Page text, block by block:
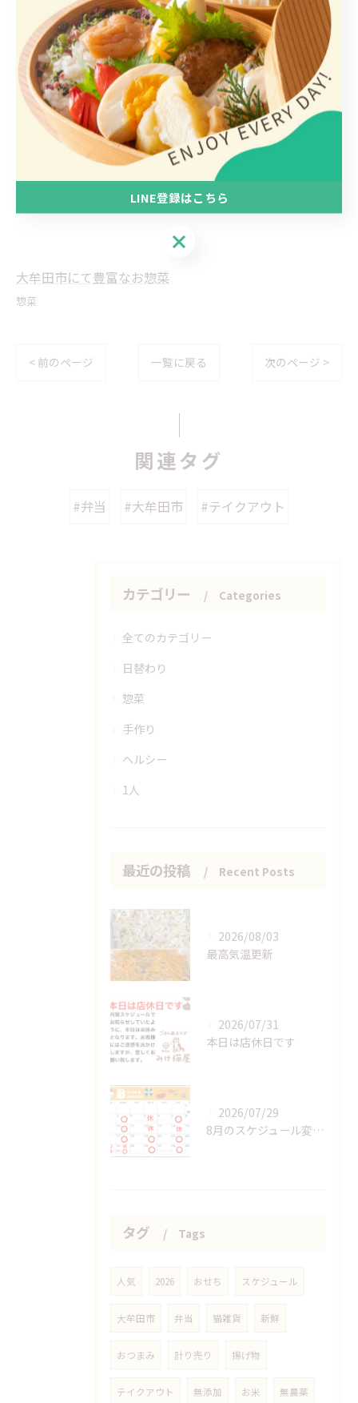
#大牟田市
#テイクアウト
#持ち帰り
#おむすび
#7時まで営業
#お取り置き可能
大牟田市にて豊富なお惣菜
惣菜
< 前のページ 一覧に戻る 次のページ >
関連タグ
#弁当 #大牟田市 #テイクアウト
カテゴリー Categories
全てのカテゴリー
日替わり
惣菜
手作り
ヘルシー
1人
最近の投稿 Recent Posts
2026/08/03
最高気温更新
2026/07/31
本日は店休日です
2026/07/29
8月のスケジュール変更分
タグ Tags
人気 2026 おせち スケジュール
大牟田市 弁当 猫雑貨 新鮮
おつまみ 計り売り 揚げ物
テイクアウト 無添加 お米 無農薬
LINE登録はこちら
LINE登録はこちら